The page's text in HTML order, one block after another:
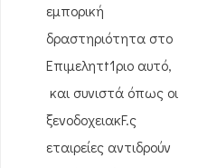
εμπορική
δραστηριότητα στο
Επιμελητt1ριο αυτό,
και συνιστά όπως οι
ξενοδοχειακF.ς
εταιρείες αντιδρούν